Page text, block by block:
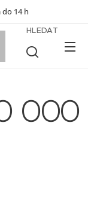
14 h
HLEDAT
000